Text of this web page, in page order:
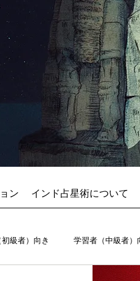
級者）向き 学習者（中級者）
ン インド占星術について